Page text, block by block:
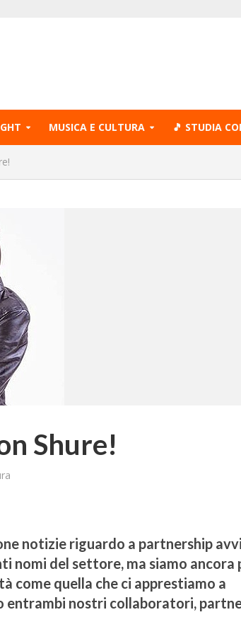
MUSICA E CULTURA 🎵 STUDIA
Shure!
notizie riguardo a partnership
nomi del settore, ma siamo ancora
come quella che ci apprestiamo a
entrambi nostri collaboratori,